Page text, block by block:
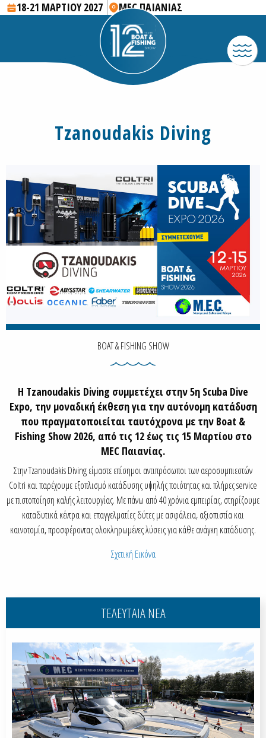
18-21 ΜΑΡΤΙΟΥ 2027 MEC ΠΑΙΑΝΙΑΣ
Tzanoudakis Diving
BOAT & FISHING SHOW
H Tzanoudakis Diving συμμετέχει στην 5η Scuba Dive
Expo, την μοναδική έκθεση για την αυτόνομη κατάδυση
που πραγματοποιείται ταυτόχρονα με την Boat &
Fishing Show 2026, από τις 12 έως τις 15 Μαρτίου στο
MEC Παιανίας.
Στην Tzanoudakis Diving είμαστε επίσημοι αντιπρόσωποι των αεροσυμπιεστών
Coltri και παρέχουμε εξοπλισμό κατάδυσης υψηλής ποιότητας και πλήρες service
με πιστοποίηση καλής λειτουργίας. Με πάνω από 40 χρόνια εμπειρίας, στηρίζουμε
καταδυτικά κέντρα και επαγγελματίες δύτες με ασφάλεια, αξιοπιστία και
καινοτομία, προσφέροντας ολοκληρωμένες λύσεις για κάθε ανάγκη κατάδυσης.
Σχετική Εικόνα
ΤΕΛΕΥΤΑΙΑ ΝΕΑ